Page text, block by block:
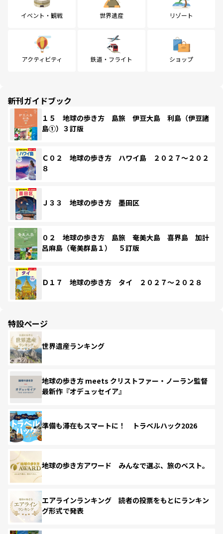
イベント・観戦 世界遺産 リゾート
アクティビティ 鉄道・フライト ショップ
新刊ガイドブック
１５ 地球の歩き方 島旅 伊豆大島 利島（伊豆諸
島①）３訂版
Ｃ０２ 地球の歩き方 ハワイ島 ２０２７～２０２
８
Ｊ３３ 地球の歩き方 墨田区
０２ 地球の歩き方 島旅 奄美大島 喜界島 加計
呂麻島（奄美群島１） ５訂版
Ｄ１７ 地球の歩き方 タイ ２０２７～２０２８
特設ページ
世界遺産ランキング
地球の歩き方 meets クリストファー・ノーラン監督
最新作『オデュッセイア』
準備も滞在もスマートに！ トラベルハック2026
地球の歩き方アワード みんなで選ぶ、旅のベスト。
エアラインランキング 読者の投票をもとにランキン
グ形式で発表